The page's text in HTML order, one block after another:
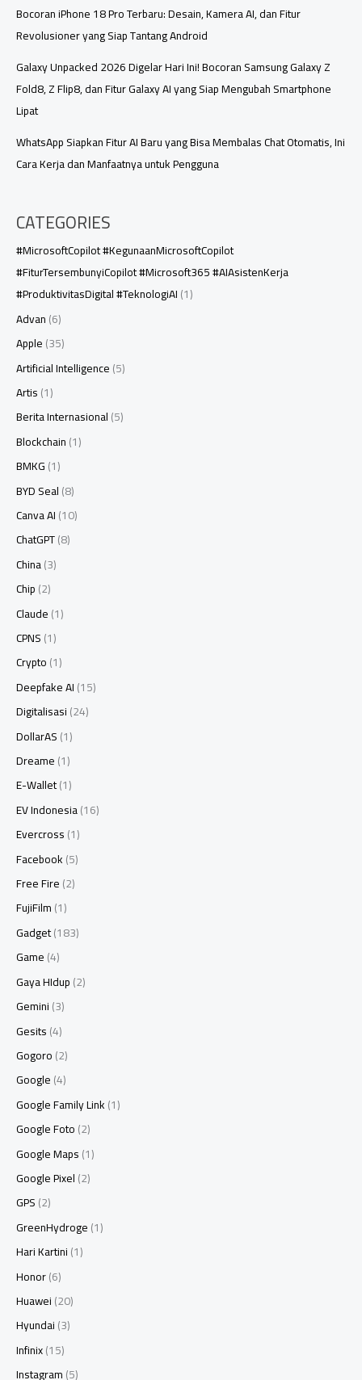
Bocoran iPhone 18 Pro Terbaru: Desain, Kamera AI, dan Fitur
Revolusioner yang Siap Tantang Android
Galaxy Unpacked 2026 Digelar Hari Ini! Bocoran Samsung Galaxy Z
Fold8, Z Flip8, dan Fitur Galaxy AI yang Siap Mengubah Smartphone
Lipat
WhatsApp Siapkan Fitur AI Baru yang Bisa Membalas Chat Otomatis, Ini
Cara Kerja dan Manfaatnya untuk Pengguna
CATEGORIES
#MicrosoftCopilot #KegunaanMicrosoftCopilot
#FiturTersembunyiCopilot #Microsoft365 #AIAsistenKerja
#ProduktivitasDigital #TeknologiAI(1)
Advan(6)
Apple(35)
Artificial Intelligence(5)
Artis(1)
Berita Internasional(5)
Blockchain(1)
BMKG(1)
BYD Seal(8)
Canva AI(10)
ChatGPT(8)
China(3)
Chip(2)
Claude(1)
CPNS(1)
Crypto(1)
Deepfake AI(15)
Digitalisasi(24)
DollarAS(1)
Dreame(1)
E-Wallet(1)
EV Indonesia(16)
Evercross(1)
Facebook(5)
Free Fire(2)
FujiFilm(1)
Gadget(183)
Game(4)
Gaya HIdup(2)
Gemini(3)
Gesits(4)
Gogoro(2)
Google(4)
Google Family Link(1)
Google Foto(2)
Google Maps(1)
Google Pixel(2)
GPS(2)
GreenHydroge(1)
Hari Kartini(1)
Honor(6)
Huawei(20)
Hyundai(3)
Infinix(15)
Instagram(5)